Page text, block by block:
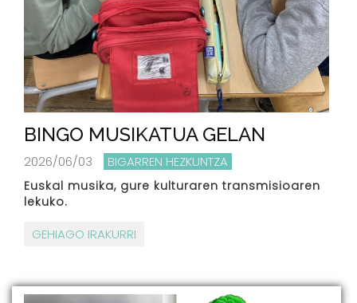
BINGO MUSIKATUA GELAN
2026/06/03 BIGARREN HEZKUNTZA
Euskal musika, gure kulturaren transmisioaren
lekuko.
GEHIAGO IRAKURRI